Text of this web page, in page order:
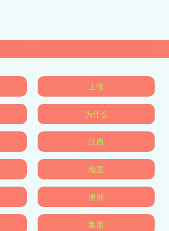
上涨
为什么
江西
德国
澳洲
集团